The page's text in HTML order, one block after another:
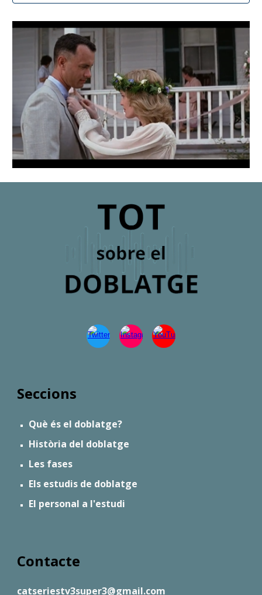
Seccions
Què és el doblatge?
Història del doblatge
Les fases
Els estudis de doblatge
El personal a l'estudi
Contacte
catseriestv3super3@gmail.com